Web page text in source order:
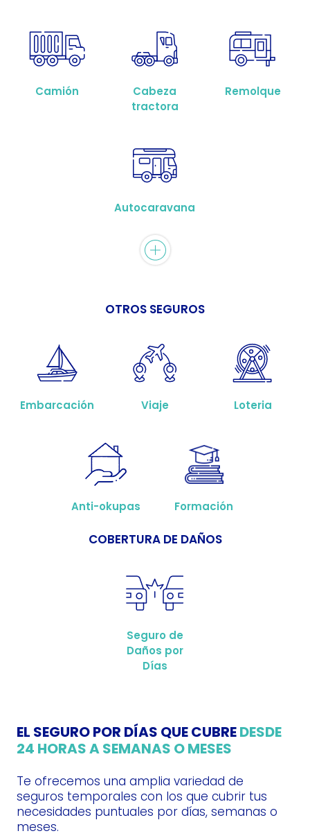
Camión
Cabeza
tractora
Remolque
Autocaravana
OTROS SEGUROS
Embarcación Viaje Loteria
Anti-okupas Formación
COBERTURA DE DAÑOS
Seguro de
Daños por
Días
EL SEGURO POR DÍAS QUE CUBREDESDE
24 HORAS A SEMANAS O MESES
Te ofrecemos una amplia variedad de
seguros temporales con los que cubrir tus
necesidades puntuales por días, semanas o
meses.